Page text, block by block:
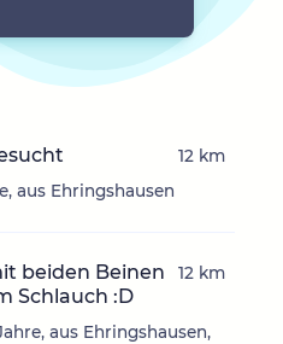
aus Ehringshausen
12 km
beiden Beinen
Schlauch :D
aus Ehringshausen,
12 km